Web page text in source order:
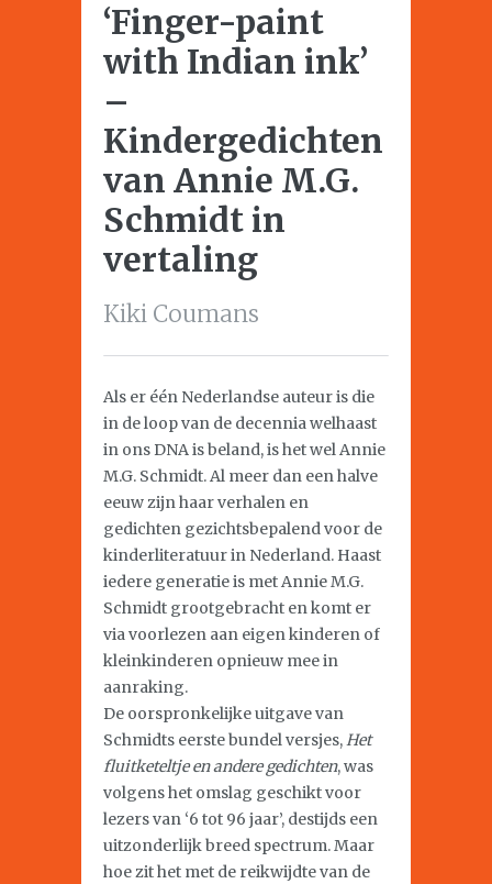
‘Finger-paint
with Indian ink’
–
Kindergedichten
van Annie M.G.
Schmidt in
vertaling
Kiki Coumans
Als er één Nederlandse auteur is die
in de loop van de decennia welhaast
in ons DNA is beland, is het wel Annie
M.G. Schmidt. Al meer dan een halve
eeuw zijn haar verhalen en
gedichten gezichtsbepalend voor de
kinderliteratuur in Nederland. Haast
iedere generatie is met Annie M.G.
Schmidt grootgebracht en komt er
via voorlezen aan eigen kinderen of
kleinkinderen opnieuw mee in
aanraking.
De oorspronkelijke uitgave van
Schmidts eerste bundel versjes,Het
fluitketeltje en andere gedichten, was
volgens het omslag geschikt voor
lezers van ‘6 tot 96 jaar’, destijds een
uitzonderlijk breed spectrum. Maar
hoe zit het met de reikwijdte van de